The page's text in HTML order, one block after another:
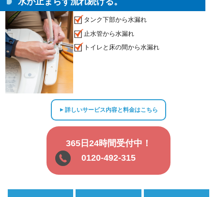
タンク下部から水漏れ
止水管から水漏れ
トイレと床の間から水漏れ
▲詳しいサービス内容と料金はこちら
365日24時間受付中！
0120-492-315